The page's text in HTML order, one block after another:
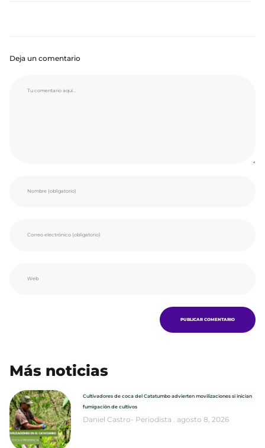
Deja un comentario
Más noticias
Cultivadores de coca del Catatumbo advierten movilizaciones si inician
fumigación de cultivos
Daniel Castro- Periodista agosto 8, 2026